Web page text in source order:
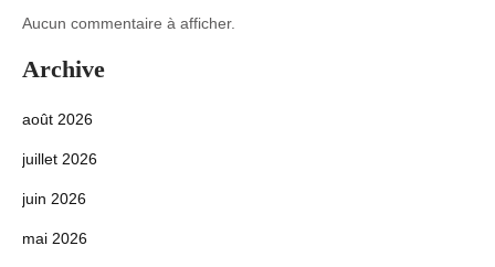
Aucun commentaire à afficher.
Archive
août 2026
juillet 2026
juin 2026
mai 2026